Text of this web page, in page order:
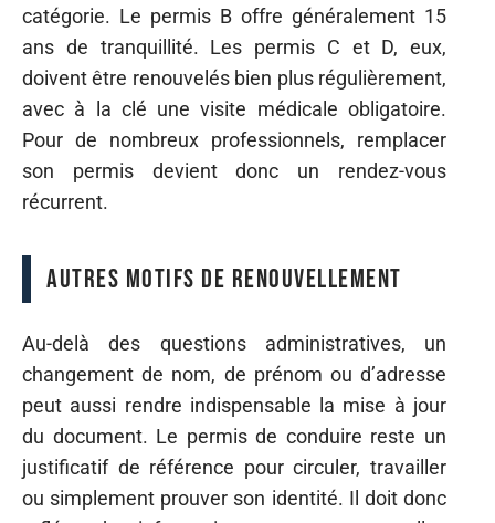
catégorie. Le permis B offre généralement 15
ans de tranquillité. Les permis C et D, eux,
doivent être renouvelés bien plus régulièrement,
avec à la clé une visite médicale obligatoire.
Pour de nombreux professionnels, remplacer
son permis devient donc un rendez-vous
récurrent.
Autres motifs de renouvellement
Au-delà des questions administratives, un
changement de nom, de prénom ou d’adresse
peut aussi rendre indispensable la mise à jour
du document. Le permis de conduire reste un
justificatif de référence pour circuler, travailler
ou simplement prouver son identité. Il doit donc